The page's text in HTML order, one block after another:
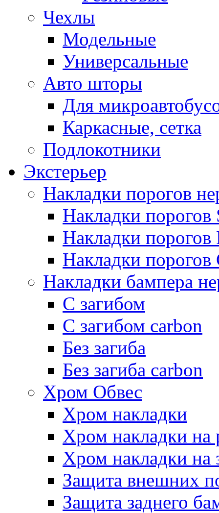
Чехлы
Модельные
Универсальные
Авто шторы
Для
Каркасные, сетка
Подлокотники
Экстерьер
Накладки порогов
Накладки порогов
Накладки порогов
Накладки порогов
Накладки бампера
С загибом
С загибом carbon
Без загиба
Без загиба carbon
Хром Обвес
Хром накладки
Хром накладки на
Хром накладки на
Защита внешних
Защита заднего